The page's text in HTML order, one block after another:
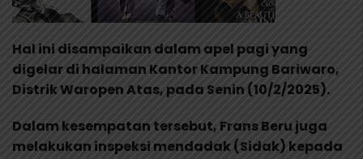
Hal ini disampaikan dalam apel pagi yang
digelar di halaman Kantor Kampung Bariwaro,
Distrik Waropen Atas, pada Senin (10/2/2025).
Dalam kesempatan tersebut, Frans Beru juga
melakukan inspeksi mendadak (Sidak) kepada